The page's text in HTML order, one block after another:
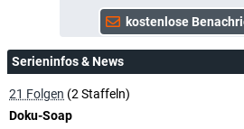
Serieninfos & News
21 Folgen (2 Staffeln)
Doku-Soap